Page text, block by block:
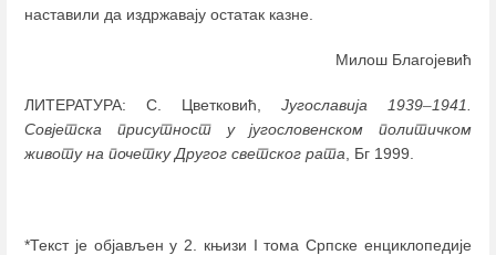
наставили да издржавају остатак казне.
Милош Благојевић
ЛИТЕРАТУРА: С. Цветковић, Југославија 1939–1941.
Совјетска присутност у југословенском политичком
животу на почетку Другог светског рата, Бг 1999.
*Текст је објављен у 2. књизи I тома Српске енциклопедије